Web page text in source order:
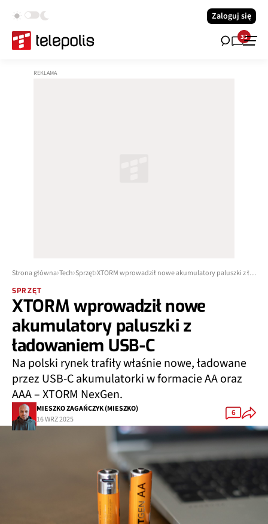
Zaloguj się
33
Strona główna Tech Sprzęt XTORM wprowadził nowe akumulatory paluszki z ładowaniem USB-C
SPRZĘT
XTORM wprowadził nowe
akumulatory paluszki z
ładowaniem USB-C
Na polski rynek trafiły właśnie nowe, ładowane
przez USB-C akumulatorki w formacie AA oraz
AAA – XTORM NexGen.
MIESZKO ZAGAŃCZYK (MIESZKO)
16 WRZ 2025
6